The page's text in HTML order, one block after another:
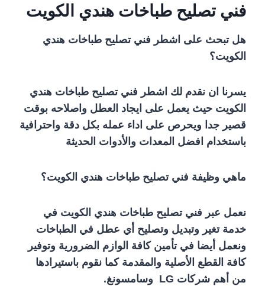
فني تصليح طباخات هندي الكويت
هل تبحث على اشطر فني تصليح طباخات هندي
الكويت؟
يسرنا ان نقدم لك اشطر فني تصليح طباخات هندي
الكويت حيث يعمل على ايجاد العطل واصلاحه بوقت
قصير جدا ويحرص على اداء عمله بكل دقة واحترافية
باستخدام افضل المعدات والأدوات الحديثة
ماهي وظيفة فني تصليح طباخات هندي الكويت؟
نعمل عبر فني تصليح طباخات هندي الكويت في
خدمة تغير وتبديل وتصليح أي عطل في الطباخات
ونعمل أيضا في تأمين كافة الوازم الضرورية وتوفير
كافة القطع الأصلية والمقدمة كما نقوم باستيرادها
من أهم شركات LG وسامسونغ.